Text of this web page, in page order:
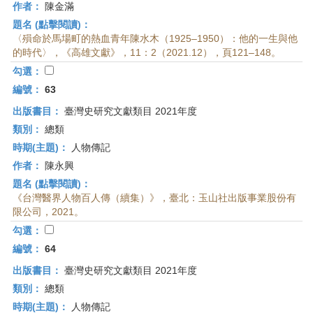
作者：
陳金滿
題名 (點擊閱讀)：
〈殞命於馬場町的熱血青年陳水木（1925–1950）：他的一生與他
的時代〉，《高雄文獻》，11：2（2021.12），頁121–148。
勾選：
編號： 63
出版書目： 臺灣史研究文獻類目 2021年度
類別： 總類
時期(主題)：
人物傳記
作者：
陳永興
題名 (點擊閱讀)：
《台灣醫界人物百人傳（續集）》，臺北：玉山社出版事業股份有
限公司，2021。
勾選：
編號： 64
出版書目： 臺灣史研究文獻類目 2021年度
類別： 總類
時期(主題)：
人物傳記